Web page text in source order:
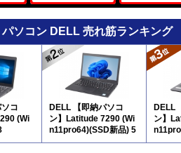
パソコン DELL 売れ筋ランキング
コ
(Wi
DELL 【即納パソコ
ン】Latitude 7290 (Wi
n11pro64)(SSD新品) 5
N8
DELL
ン】
N8